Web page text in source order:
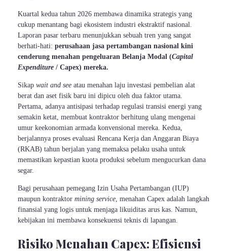
Kuartal kedua tahun 2026 membawa dinamika strategis yang
cukup menantang bagi ekosistem industri ekstraktif nasional.
Laporan pasar terbaru menunjukkan sebuah tren yang sangat
berhati-hati: perusahaan jasa pertambangan nasional kini
cenderung menahan pengeluaran Belanja Modal (Capital
Expenditure / Capex) mereka.
Sikap wait and see atau menahan laju investasi pembelian alat
berat dan aset fisik baru ini dipicu oleh dua faktor utama.
Pertama, adanya antisipasi terhadap regulasi transisi energi yang
semakin ketat, membuat kontraktor berhitung ulang mengenai
umur keekonomian armada konvensional mereka. Kedua,
berjalannya proses evaluasi Rencana Kerja dan Anggaran Biaya
(RKAB) tahun berjalan yang memaksa pelaku usaha untuk
memastikan kepastian kuota produksi sebelum mengucurkan dana
segar.
Bagi perusahaan pemegang Izin Usaha Pertambangan (IUP)
maupun kontraktor mining service , menahan Capex adalah langkah
finansial yang logis untuk menjaga likuiditas arus kas. Namun,
kebijakan ini membawa konsekuensi teknis di lapangan.
Risiko Menahan Capex: Efisiensi